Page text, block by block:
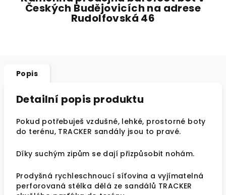
Českých Budějovicích na adrese
Rudolfovská 46
Popis
Detailní popis produktu
Pokud potřebuješ vzdušné, lehké, prostorné boty
do terénu, TRACKER sandály jsou to pravé.
Díky suchým zipům se dají přizpůsobit nohám.
Prodyšná rychleschnoucí síťovina a vyjímatelná
perforovaná stélka dělá ze sandálů TRACKER